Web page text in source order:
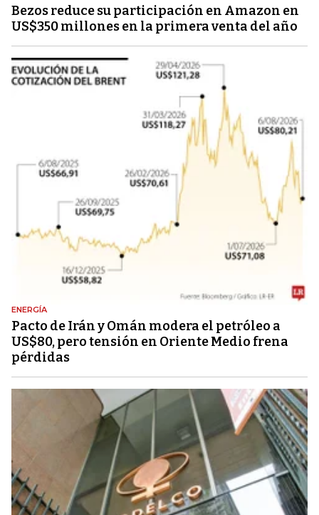
Bezos reduce su participación en Amazon en
US$350 millones en la primera venta del año
ENERGÍA
Pacto de Irán y Omán modera el petróleo a
US$80, pero tensión en Oriente Medio frena
pérdidas